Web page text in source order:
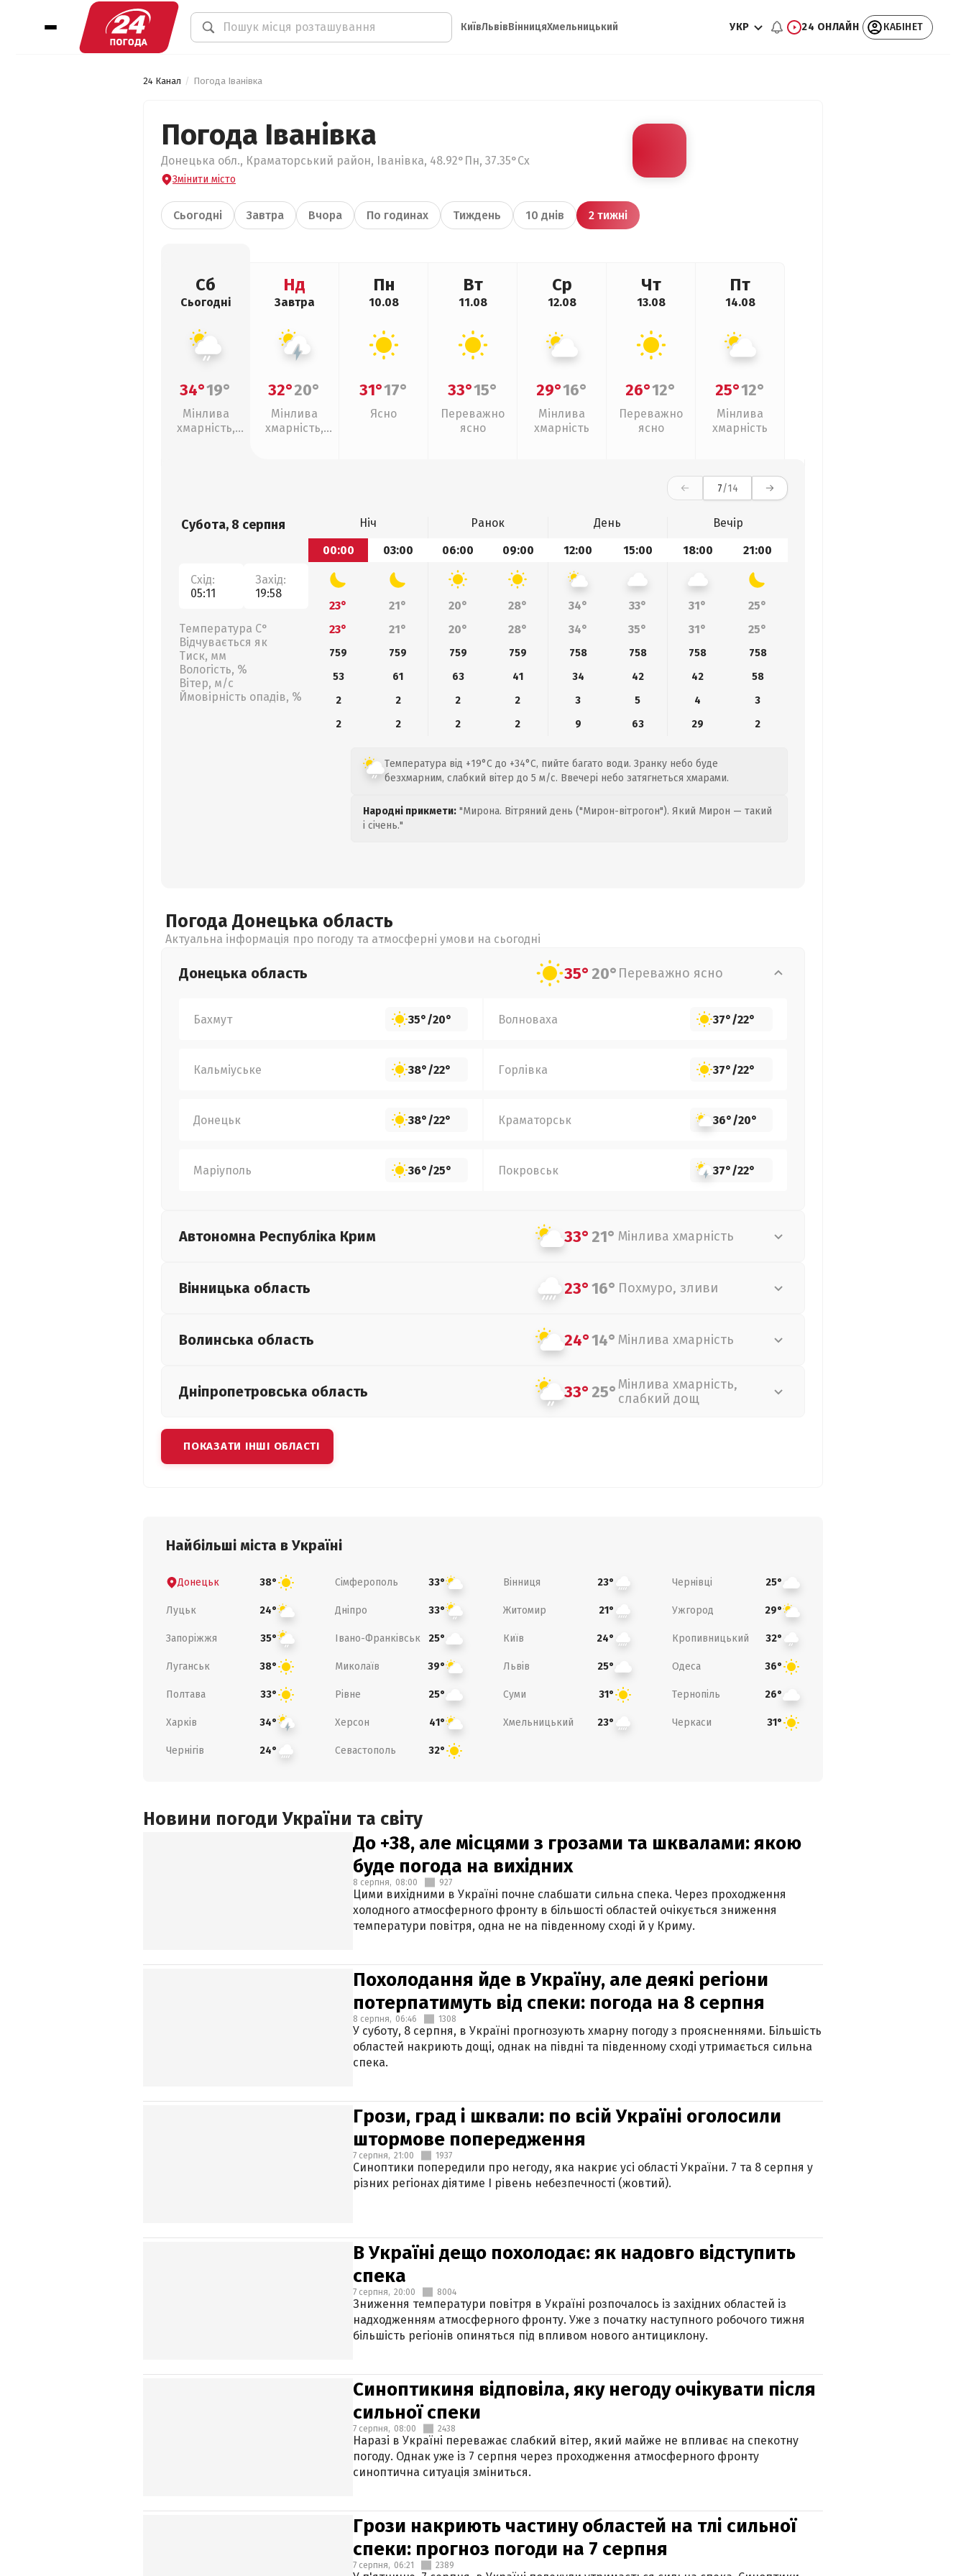
КиївЛьвівВінницяХмельницький УКР 24 ОНЛАЙН КАБІНЕТ
24 Канал Погода Іванівка
Погода Іванівка
Донецька обл., Краматорський район, Іванівка, 48.92°Пн, 37.35°Сх
Змінити місто
Сьогодні Завтра Вчора По годинах Тиждень 10 днів 2 тижні
Сб
Сьогодні
34°19°
Мінлива
хмарність,
Нд
Завтра
32°20°
Мінлива
хмарність,
Пн
10.08
31°17°
Ясно
Вт
11.08
33°15°
Переважно
ясно
Ср
12.08
29°16°
Мінлива
хмарність
Чт
13.08
26°12°
Переважно
ясно
Пт
14.08
25°12°
Мінлива
хмарність
7/14
Субота, 8 серпня
Схід:
05:11
Захід:
19:58
Температура С°
Відчувається як
Тиск, мм
Вологість, %
Вітер, м/с
Ймовірність опадів, %
Ніч Ранок День
Вечір
00:00
03:00 06:00 09:00 12:00 15:00 18:00 21:00
23° 21° 20° 28° 34° 33° 31°
25°
23°
21° 20° 28° 34° 35° 31° 25°
759 759 759 759 758 758 758
758
53
61 63 41 34 42 42
58
2
2 2 2 3 5 4
3
2
2 2 2 9 63 29 2
Температура від +19°C до +34°C, пийте багато води. Зранку небо буде
безхмарним, слабкий вітер до 5 м/с. Ввечері небо затягнеться хмарами.
Народні прикмети: "Мирона. Вітряний день ("Мирон-вітрогон"). Який Мирон — такий
і січень."
Погода Донецька область
Актуальна інформація про погоду та атмосферні умови на сьогодні
Донецька область 35°20° Переважно ясно
Бахмут 35°/20° Волноваха 37°/22°
Кальміуське 38°/22° Горлівка 37°/22°
Донецьк 38°/22° Краматорськ 36°/20°
Маріуполь 36°/25° Покровськ 37°/22°
Автономна Республіка Крим 33°21° Мінлива хмарність
Вінницька область 23°16° Похмуро, зливи
Волинська область 24°14° Мінлива хмарність
Дніпропетровська область 33°25°Мінлива хмарність,
слабкий дощ
ПОКАЗАТИ ІНШІ ОБЛАСТІ
Найбільші міста в Україні
Донецьк 38° Сімферополь 33° Вінниця 23° Чернівці 25°
Луцьк 24° Дніпро 33° Житомир 21° Ужгород 29°
Запоріжжя 35° Івано-Франківськ 25° Київ 24° Кропивницький 32°
Луганськ 38° Миколаїв 39° Львів 25° Одеса 36°
Полтава 33° Рівне 25° Суми 31° Тернопіль 26°
Харків 34° Херсон 41° Хмельницький 23° Черкаси 31°
Чернігів 24° Севастополь 32°
Новини погоди України та світу
До +38, але місцями з грозами та шквалами: якою
буде погода на вихідних
8 серпня, 08:00 927
Цими вихідними в Україні почне слабшати сильна спека. Через проходження
холодного атмосферного фронту в більшості областей очікується зниження
температури повітря, одна не на південному сході й у Криму.
Похолодання йде в Україну, але деякі регіони
потерпатимуть від спеки: погода на 8 серпня
8 серпня, 06:46 1308
У суботу, 8 серпня, в Україні прогнозують хмарну погоду з проясненнями. Більшість
областей накриють дощі, однак на півдні та південному сході утримається сильна
спека.
Грози, град і шквали: по всій Україні оголосили
штормове попередження
7 серпня, 21:00 1937
Синоптики попередили про негоду, яка накриє усі області України. 7 та 8 серпня у
різних регіонах діятиме І рівень небезпечності (жовтий).
В Україні дещо похолодає: як надовго відступить
спека
7 серпня, 20:00 8004
Зниження температури повітря в Україні розпочалось із західних областей із
надходженням атмосферного фронту. Уже з початку наступного робочого тижня
більшість регіонів опиняться під впливом нового антициклону.
Синоптикиня відповіла, яку негоду очікувати після
сильної спеки
7 серпня, 08:00 2438
Наразі в Україні переважає слабкий вітер, який майже не впливає на спекотну
погоду. Однак уже із 7 серпня через проходження атмосферного фронту
синоптична ситуація зміниться.
Грози накриють частину областей на тлі сильної
спеки: прогноз погоди на 7 серпня
7 серпня, 06:21 2389